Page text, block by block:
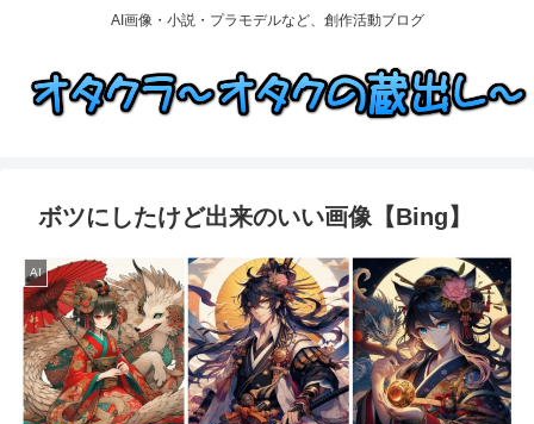
AI画像・小説・プラモデルなど、創作活動ブログ
ボツにしたけど出来のいい画像【Bing】
AI